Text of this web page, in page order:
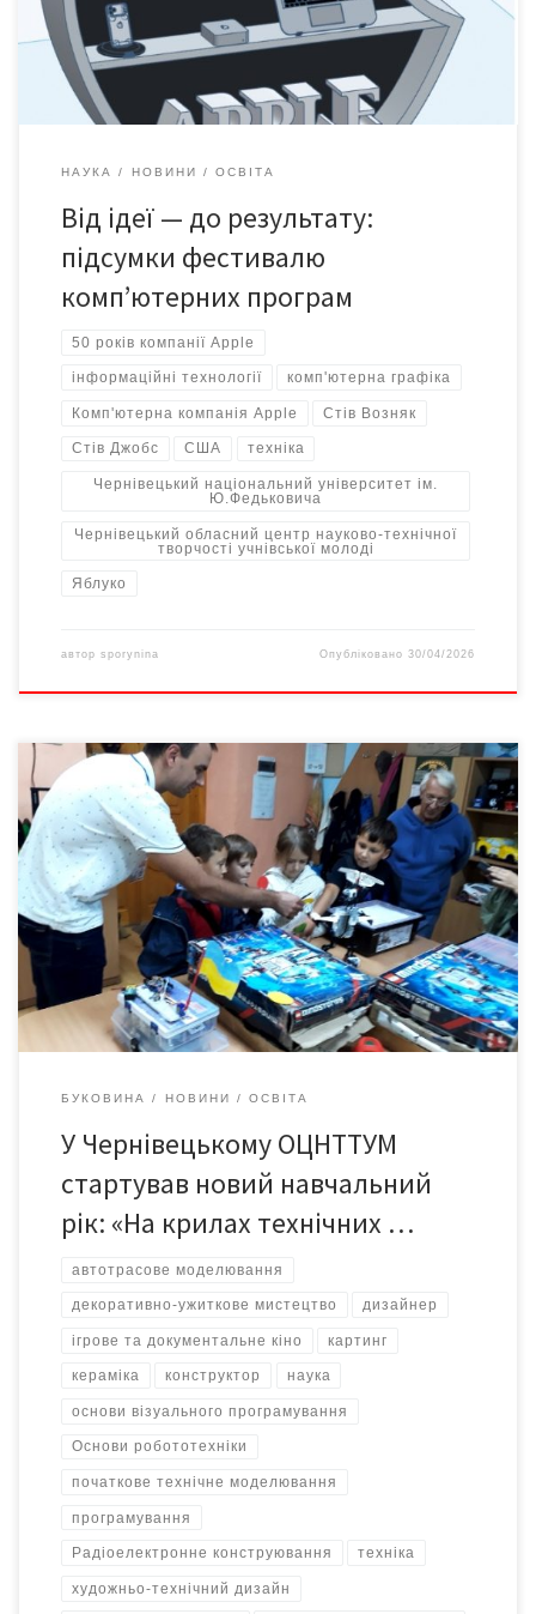
розробників… Сьогодні ж — час підбити підсумки і побачити, у
що перетворилися ідеї […]
НАУКА НОВИНИ ОСВІТА
Від ідеї — до результату:
підсумки фестивалю
комп’ютерних програм
50 років компанії Apple
інформаційні технології комп'ютерна графіка
Комп'ютерна компанія Apple Стів Возняк
Стів Джобс США техніка
Чернівецький національний університет ім.
Ю.Федьковича
Чернівецький обласний центр науково-технічної
творчості учнівської молоді
Яблуко
автор sporynina Опубліковано30/04/2026
16 вересня 2024-го у Чернівецькому обласному центрі
науково-технічної творчості учнівської молоді відбувся
урочистий захід: відкриття навчального року. “Сьогодні ми не
просто відкриваємо двері нашого центру, ми відчиняємо цілий
світ можливостей, де кожен з вас може стати винахідником,
конструктором, програмістом, інженером, дизайнером,
режисером, оператором, журналістом. Рік обіцяє бути
цікавим і наповненим відкриттями”, – до […]
БУКОВИНА НОВИНИ ОСВІТА
У Чернівецькому ОЦНТТУМ
стартував новий навчальний
рік: «На крилах технічних …
автотрасове моделювання
декоративно-ужиткове мистецтво дизайнер
ігрове та документальне кіно картинг
кераміка конструктор наука
основи візуального програмування
Основи робототехніки
початкове технічне моделювання
програмування
Радіоелектронне конструювання техніка
художньо-технічний дизайн